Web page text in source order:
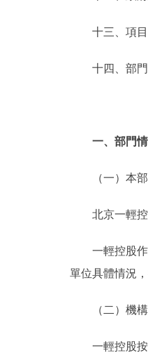
十三、項目
十四、部門
一、部門
（一）本部
北京一輕控股
一輕控股作為
單位具體情況
（二）機構
一輕控股按照